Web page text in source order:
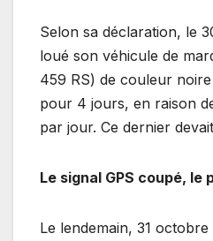
Selon sa déclaration, le
loué son véhicule de
459 RS) de couleur
pour 4 jours, en raison
par jour. Ce dernier
Le signal GPS coupé, le
Le lendemain, 31